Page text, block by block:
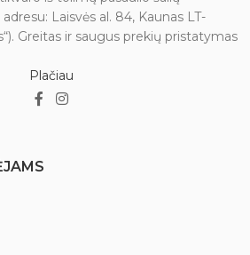
Laisvės al. 84, Kaunas LT-
Greitas ir saugus prekių pristatymas
Plačiau